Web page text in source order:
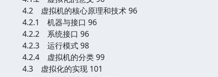
4.2 虚拟机的核心原理和技术 96
4.2.1 机器与接口 96
4.2.2 系统接口 96
4.2.3 运行模式 98
4.2.4 虚拟机的分类 99
4.3 虚拟化的实现 101